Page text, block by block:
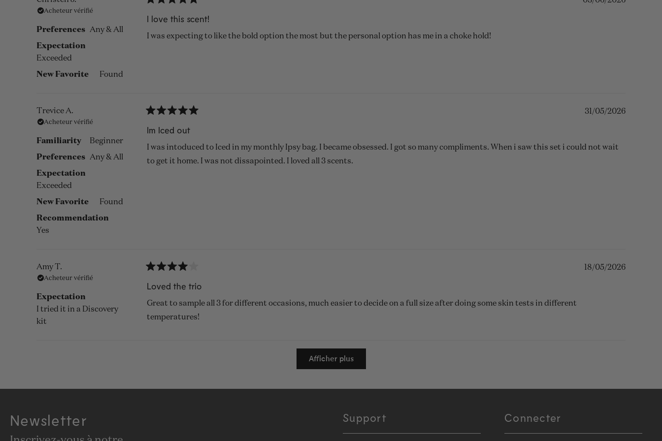
Acheteur vérifié
Preferences Any & All
Expectation
Exceeded
New Favorite Found
5
sur
5
étoiles
I love this scent!
I was expecting to like the bold option the most but the personal option has me in a choke hold!
Trevice A.
Acheteur vérifié
Familiarity Beginner
Preferences Any & All
Expectation
Exceeded
New Favorite Found
Recommendation
Yes
5
sur
5
étoiles
31/05/2026
Im Iced out
I was intoduced to Iced in my monthly Ipsy bag. I became obsessed. I got so many compliments. When i saw this set i could not wait
to get it home. I was not dissapointed. I loved all 3 scents.
Amy T.
Acheteur vérifié
Expectation
I tried it in a Discovery
kit
4
sur
5
étoiles
18/05/2026
Loved the trio
Great to sample all 3 for different occasions, much easier to decide on a full size after doing some skin tests in different
temperatures!
Chargement...
Afficher plus
Newsletter Support Connecter